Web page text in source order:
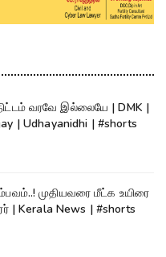
வரவே இல்லையே | DMK |
| Udhayanidhi | #shorts
முதியவரை மீட்க உயிரை
| Kerala News | #shorts